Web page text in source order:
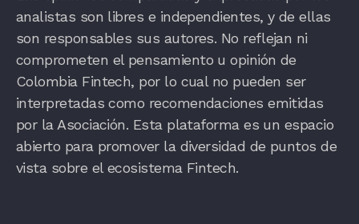
analistas son libres e independientes, y de ellas
son responsables sus autores. No reflejan ni
comprometen el pensamiento u opinión de
Colombia Fintech, por lo cual no pueden ser
interpretadas como recomendaciones emitidas
por la Asociación. Esta plataforma es un espacio
abierto para promover la diversidad de puntos de
vista sobre el ecosistema Fintech.